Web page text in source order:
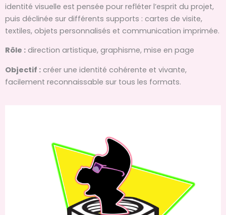
identité visuelle est pensée pour refléter l’esprit du projet,
puis déclinée sur différents supports : cartes de visite,
textiles, objets personnalisés et communication imprimée.
Rôle : direction artistique, graphisme, mise en page
Objectif : créer une identité cohérente et vivante,
facilement reconnaissable sur tous les formats.